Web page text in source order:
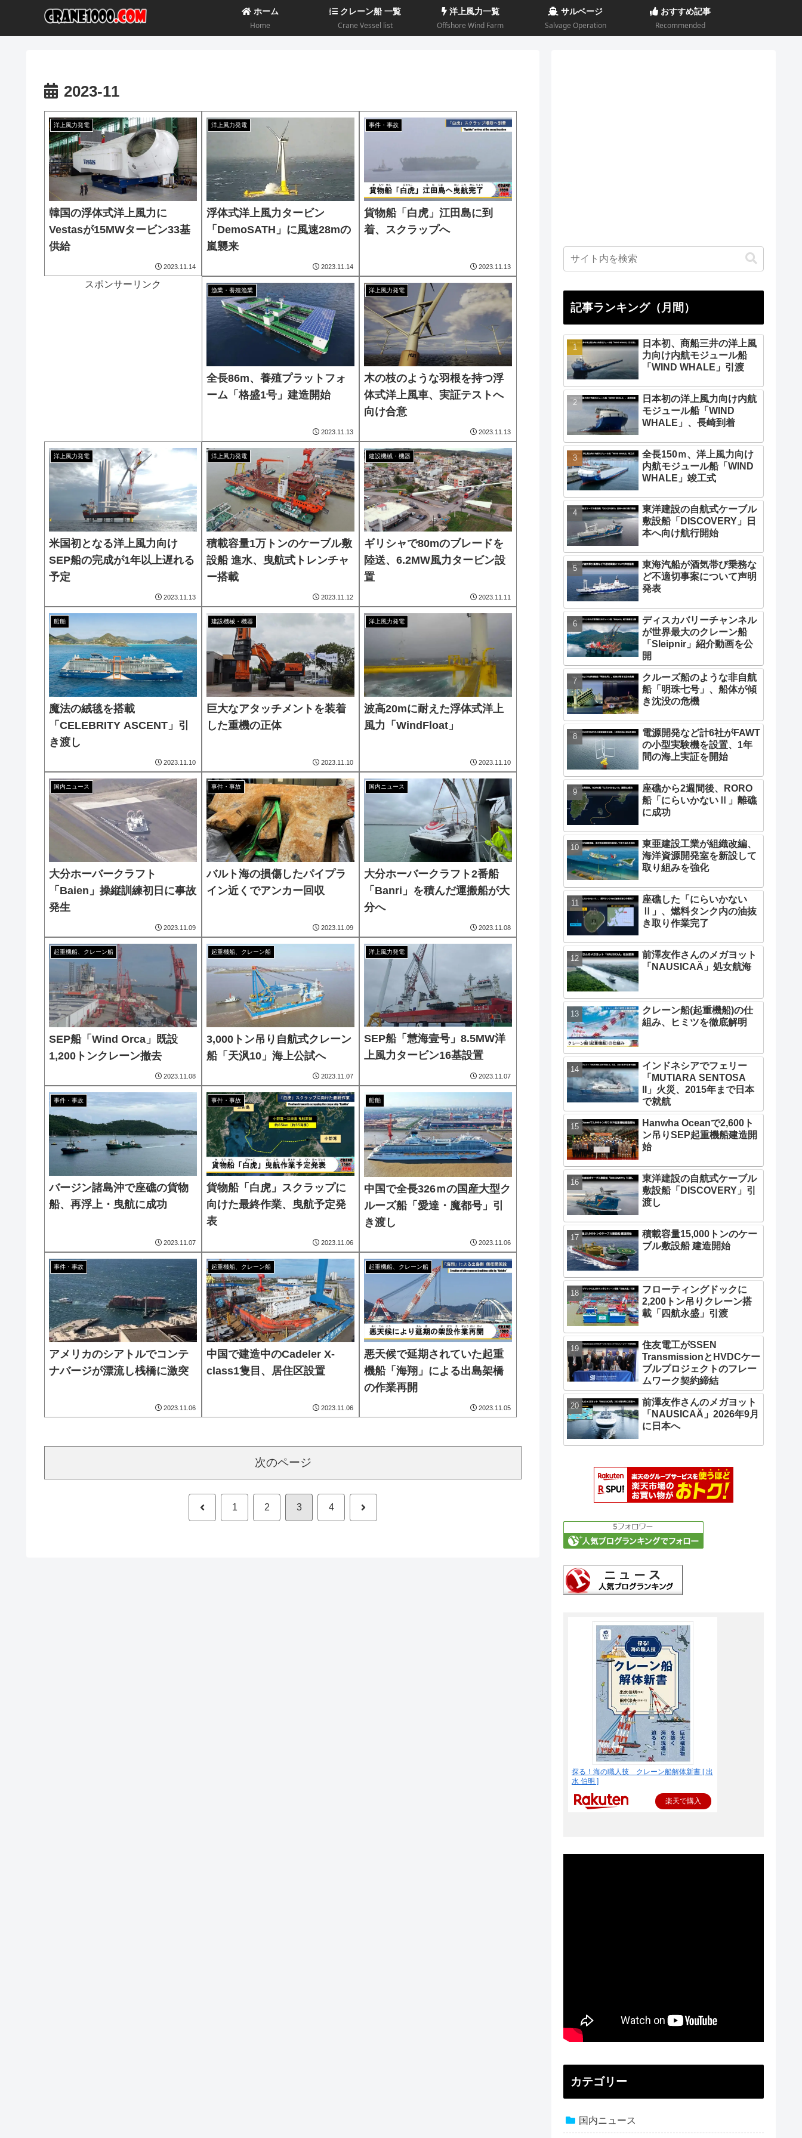
ホーム
Home
クレーン船 一覧
Crane Vessel list
洋上風力一覧
Offshore Wind Farm
サルベージ
Salvage Operation
おすすめ記事
Recommended
2023-11
洋上風力発電
韓国の浮体式洋上風力に
Vestasが15MWタービン33基
供給
2023.11.14
洋上風力発電
浮体式洋上風力タービン
「DemoSATH」に風速28mの
嵐襲来
2023.11.14
事件・事故
貨物船「白虎」江田島に到
着、スクラップへ
2023.11.13
スポンサーリンク
漁業・養殖漁業
全長86m、養殖プラットフォ
ーム「格盛1号」建造開始
2023.11.13
洋上風力発電
木の枝のような羽根を持つ浮
体式洋上風車、実証テストへ
向け合意
2023.11.13
洋上風力発電
米国初となる洋上風力向け
SEP船の完成が1年以上遅れる
予定
2023.11.13
洋上風力発電
積載容量1万トンのケーブル敷
設船 進水、曳航式トレンチャ
ー搭載
2023.11.12
建設機械・機器
ギリシャで80mのブレードを
陸送、6.2MW風力タービン設
置
2023.11.11
船舶
魔法の絨毯を搭載
「CELEBRITY ASCENT」引
き渡し
2023.11.10
建設機械・機器
巨大なアタッチメントを装着
した重機の正体
2023.11.10
洋上風力発電
波高20mに耐えた浮体式洋上
風力「WindFloat」
2023.11.10
国内ニュース
大分ホーバークラフト
「Baien」操縦訓練初日に事故
発生
2023.11.09
事件・事故
バルト海の損傷したパイプラ
イン近くでアンカー回収
2023.11.09
国内ニュース
大分ホーバークラフト2番船
「Banri」を積んだ運搬船が大
分へ
2023.11.08
起重機船、クレーン船
SEP船「Wind Orca」既設
1,200トンクレーン撤去
2023.11.08
起重機船、クレーン船
3,000トン吊り自航式クレーン
船「天沨10」海上公試へ
2023.11.07
洋上風力発電
SEP船「慧海壹号」8.5MW洋
上風力タービン16基設置
2023.11.07
事件・事故
バージン諸島沖で座礁の貨物
船、再浮上・曳航に成功
2023.11.07
事件・事故
貨物船「白虎」スクラップに
向けた最終作業、曳航予定発
表
2023.11.06
船舶
中国で全長326ｍの国産大型ク
ルーズ船「愛達・魔都号」引
き渡し
2023.11.06
事件・事故
アメリカのシアトルでコンテ
ナバージが漂流し桟橋に激突
2023.11.06
起重機船、クレーン船
中国で建造中のCadeler X-
class1隻目、居住区設置
2023.11.06
起重機船、クレーン船
悪天候で延期されていた起重
機船「海翔」による出島架橋
の作業再開
2023.11.05
次のページ
前 1 2 3 4 次
記事ランキング（月間）
日本初、商船三井の洋上風
力向け内航モジュール船
「WIND WHALE」引渡
日本初の洋上風力向け内航
モジュール船「WIND
WHALE」、長崎到着
全長150ｍ、洋上風力向け
内航モジュール船「WIND
WHALE」竣工式
東洋建設の自航式ケーブル
敷設船「DISCOVERY」日
本へ向け航行開始
東海汽船が酒気帯び乗務な
ど不適切事案について声明
発表
ディスカバリーチャンネル
が世界最大のクレーン船
「Sleipnir」紹介動画を公
開
クルーズ船のような非自航
船「明珠七号」、船体が傾
き沈没の危機
電源開発など計6社がFAWT
の小型実験機を設置、1年
間の海上実証を開始
座礁から2週間後、RORO
船「にらいかないⅡ」離礁
に成功
東亜建設工業が組織改編、
海洋資源開発室を新設して
取り組みを強化
座礁した「にらいかない
Ⅱ」、燃料タンク内の油抜
き取り作業完了
前澤友作さんのメガヨット
「NAUSICAÄ」処女航海
クレーン船(起重機船)の仕
組み、ヒミツを徹底解明
インドネシアでフェリー
「MUTIARA SENTOSA
II」火災、2015年まで日本
で就航
Hanwha Oceanで2,600ト
ン吊りSEP起重機船建造開
始
東洋建設の自航式ケーブル
敷設船「DISCOVERY」引
渡し
積載容量15,000トンのケー
ブル敷設船 建造開始
フローティングドックに
2,200トン吊りクレーン搭
載「四航永盛」引渡
住友電工がSSEN
TransmissionとHVDCケー
ブルプロジェクトのフレー
ムワーク契約締結
前澤友作さんのメガヨット
「NAUSICAÄ」2026年9月
に日本へ
探る！海の職人技 クレーン船解体新書 [ 出
水 伯明 ]
楽天で購入
カテゴリー
国内ニュース